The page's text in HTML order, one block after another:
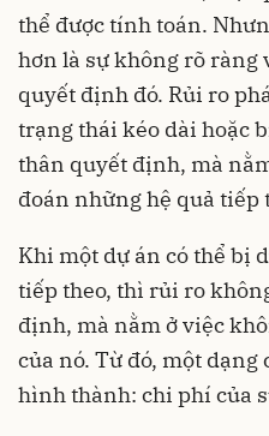
thể được tính toán.
hơn là sự không rõ ràng
quyết định đó. Rủi ro
trạng thái kéo dài hoặc
thân quyết định, mà
đoán những hệ quả tiếp
Khi một dự án có thể bị
tiếp theo, thì rủi ro
định, mà nằm ở việc
của nó. Từ đó, một
hình thành: chi phí của